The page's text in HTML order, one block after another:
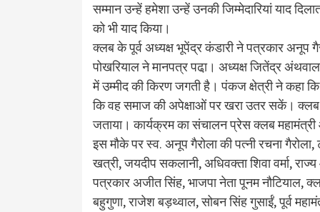
सम्मान उन्हें हमेशा उन्हें उनकी जिम्मेदारियां याद
को भी याद किया।
क्लब के पूर्व अध्यक्ष भूपेंद्र कंडारी ने पत्रकार
पोखरियाल ने मानपत्र पढा़। अध्यक्ष जितेंद्र
में उम्मीद की किरण जगती है। पंकज क्षेत्री ने कहा
कि वह समाज की अपेक्षाओं पर खरा उतर सकें।
जताया। कार्यक्रम का संचालन प्रेस क्लब
इस मौके पर स्व. अनूप गैरोला की पत्नी रचना गैरोला,
खत्री, जयदीप सकलानी, अधिवक्ता शिवा वर्मा,
पत्रकार अजीत सिंह, भाजपा नेता पूनम नौटियाल,
बहुगुणा, राजेश बड़थ्वाल, सोबन सिंह गुसाईं, पूर्व